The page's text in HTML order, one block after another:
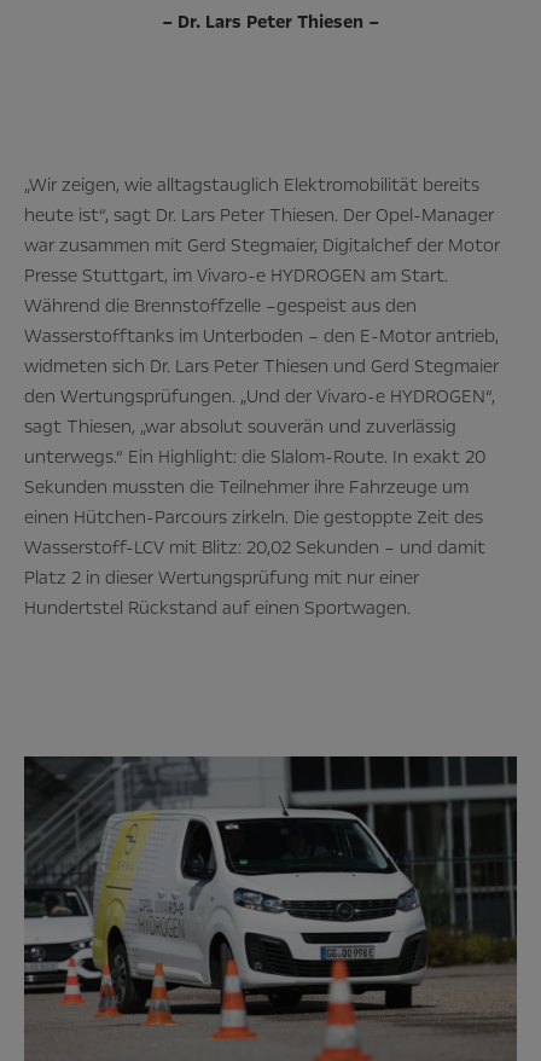
– Dr. Lars Peter Thiesen –
„Wir zeigen, wie alltagstauglich Elektromobilität bereits
heute ist“, sagt Dr. Lars Peter Thiesen. Der Opel-Manager
war zusammen mit Gerd Stegmaier, Digitalchef der Motor
Presse Stuttgart, im Vivaro-e HYDROGEN am Start.
Während die Brennstoffzelle –gespeist aus den
Wasserstofftanks im Unterboden – den E-Motor antrieb,
widmeten sich Dr. Lars Peter Thiesen und Gerd Stegmaier
den Wertungsprüfungen. „Und der Vivaro-e HYDROGEN“,
sagt Thiesen, „war absolut souverän und zuverlässig
unterwegs.“ Ein Highlight: die Slalom-Route. In exakt 20
Sekunden mussten die Teilnehmer ihre Fahrzeuge um
einen Hütchen-Parcours zirkeln. Die gestoppte Zeit des
Wasserstoff-LCV mit Blitz: 20,02 Sekunden – und damit
Platz 2 in dieser Wertungsprüfung mit nur einer
Hundertstel Rückstand auf einen Sportwagen.